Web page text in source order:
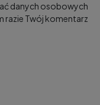
danych osobowych
razie Twój komentarz